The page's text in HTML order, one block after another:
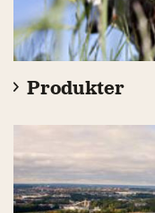
Produkter